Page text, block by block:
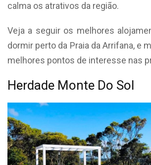
calma os atrativos da região.
Veja a seguir os melhores
dormir perto da Praia da Arrifana, e
melhores pontos de interesse nas
Herdade Monte Do Sol